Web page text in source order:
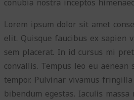
conubia nostra inceptos
Lorem ipsum dolor sit amet
elit. Quisque faucibus ex sapien
sem placerat. In id cursus mi
convallis. Tempus leo eu aenean
tempor. Pulvinar vivamus
bibendum egestas. Iaculis massa